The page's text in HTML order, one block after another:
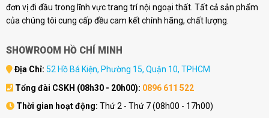
đơn vị đi đầu trong lĩnh vực trang trí nội ngoại thất. Tất cả sản phẩm
của chúng tôi cung cấp đều cam kết chính hãng, chất lượng.
SHOWROOM HỒ CHÍ MINH
Địa Chỉ: 52 Hồ Bá Kiện, Phường 15, Quận 10, TPHCM
Tổng đài CSKH (08h30 - 20h00): 0896 611 522
Thời gian hoạt động: Thứ 2 - Thứ 7 (08h00 - 17h00)